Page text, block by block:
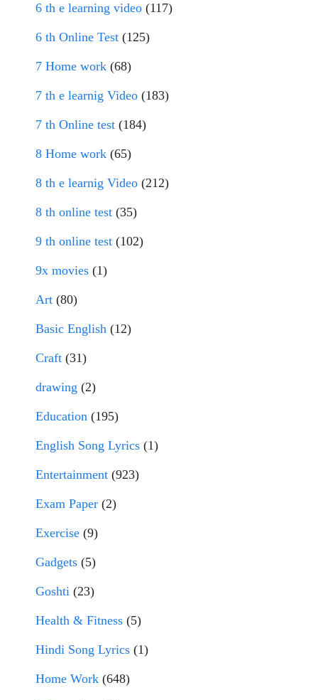
6 th e learning video (117)
6 th Online Test (125)
7 Home work (68)
7 th e learnig Video (183)
7 th Online test (184)
8 Home work (65)
8 th e learnig Video (212)
8 th online test (35)
9 th online test (102)
9x movies (1)
Art (80)
Basic English (12)
Craft (31)
drawing (2)
Education (195)
English Song Lyrics (1)
Entertainment (923)
Exam Paper (2)
Exercise (9)
Gadgets (5)
Goshti (23)
Health & Fitness (5)
Hindi Song Lyrics (1)
Home Work (648)